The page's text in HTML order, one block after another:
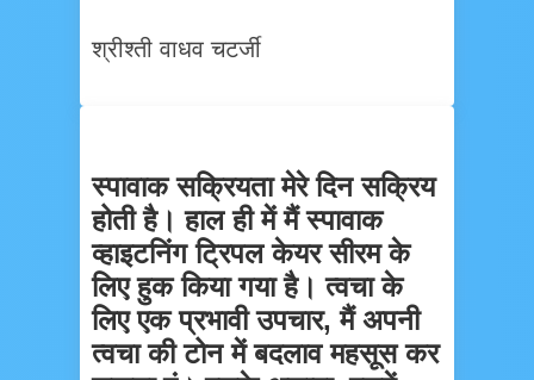
श्रीश्ती वाधव चटर्जी
स्पावाक सक्रियता मेरे दिन सक्रिय
होती है। हाल ही में मैं स्पावाक
व्हाइटनिंग ट्रिपल केयर सीरम के
लिए हुक किया गया है। त्वचा के
लिए एक प्रभावी उपचार, मैं अपनी
त्वचा की टोन में बदलाव महसूस कर